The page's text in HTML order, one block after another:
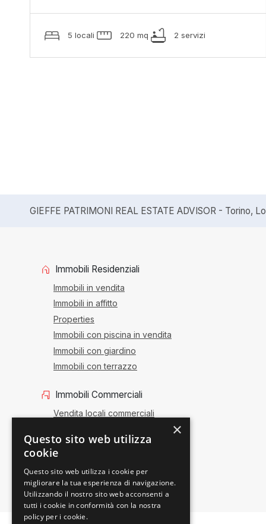
5 locali 220 mq 2 servizi
GIEFFE PATRIMONI REAL ESTATE ADVISOR - Torino,
Immobili Residenziali
Immobili in vendita
Immobili in affitto
Properties
Immobili con piscina in vendita
Immobili con giardino
Immobili con terrazzo
Immobili Commerciali
Vendita locali commerciali
Vendita attività
Uffici e negozi
×
Questo sito web utilizza
cookie
Questo sito web utilizza i cookie per
migliorare la tua esperienza di navigazione.
Utilizzando il nostro sito web acconsenti a
tutti i cookie in conformità con la nostra
policy per i cookie.